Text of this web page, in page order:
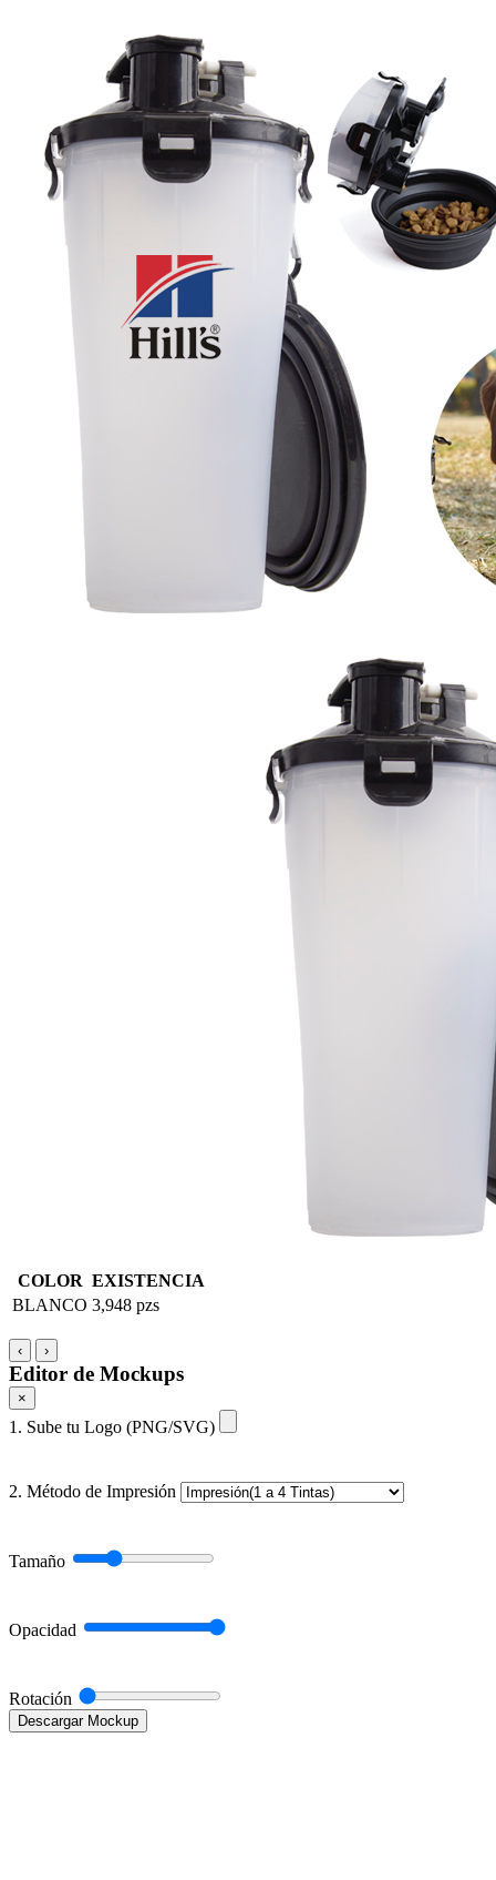
COLOR EXISTENCIA
BLANCO 3,948 pzs
‹ ›
Editor de Mockups
×
1. Sube tu Logo (PNG/SVG)
2. Método de Impresión
Tamaño
Opacidad
Rotación
Descargar Mockup